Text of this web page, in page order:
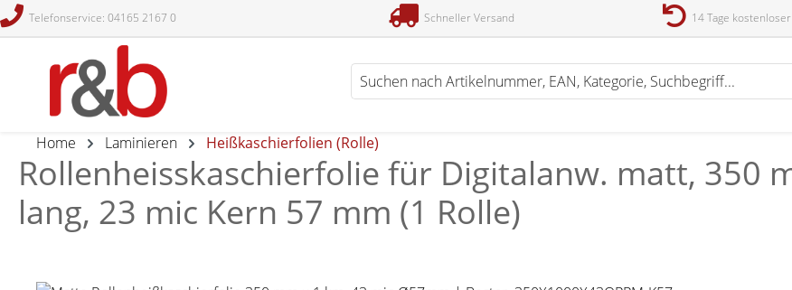
Zur Suche springen
Telefonservice: 04165 2167 0 Schneller Versand 14 Tage
Home Laminieren Heißkaschierfolien (Rolle)
Rollenheisskaschierfolie für Digitalanw. matt, 350
lang, 23 mic Kern 57 mm (1 Rolle)